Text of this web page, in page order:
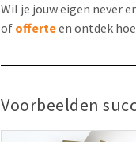
Wil je jouw eigen never
of offerteen ontdek
Voorbeelden